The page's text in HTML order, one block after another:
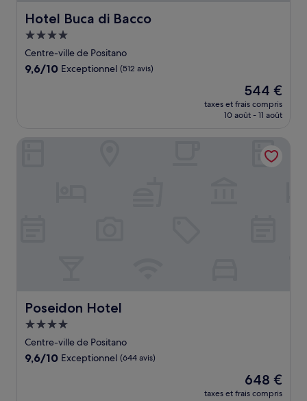
Hotel Buca di Bacco
Hotel Buca di Bacco
Hébergement
4.0 étoiles
Centre-ville de Positano
9.6
9,6/10 Exceptionnel (512 avis)
Le
nouveau
prix
de
544 €
544 €
taxes et frais compris
10 août - 11 août
Poseidon Hotel
Poseidon Hotel
Hébergement
4.0 étoiles
Centre-ville de Positano
9.6
9,6/10 Exceptionnel (644 avis)
Le
nouveau
648 €
taxes et frais compris